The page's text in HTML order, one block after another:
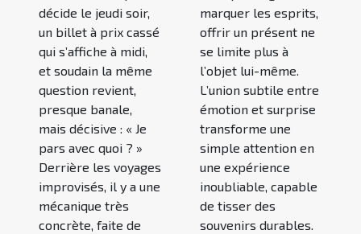
décide le jeudi soir,
un billet à prix cassé
qui s’affiche à midi,
et soudain la même
question revient,
presque banale,
mais décisive : « Je
pars avec quoi ? »
Derrière les voyages
improvisés, il y a une
mécanique très
concrète, faite de
marquer les esprits,
offrir un présent ne
se limite plus à
l’objet lui-même.
L’union subtile entre
émotion et surprise
transforme une
simple attention en
une expérience
inoubliable, capable
de tisser des
souvenirs durables.